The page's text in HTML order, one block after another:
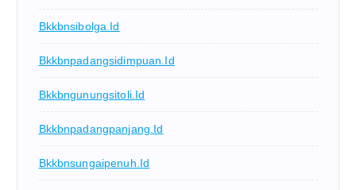
Bkkbnsibolga.id
Bkkbnpadangsidimpuan.id
Bkkbngunungsitoli.id
Bkkbnpadangpanjang.id
Bkkbnsungaipenuh.id